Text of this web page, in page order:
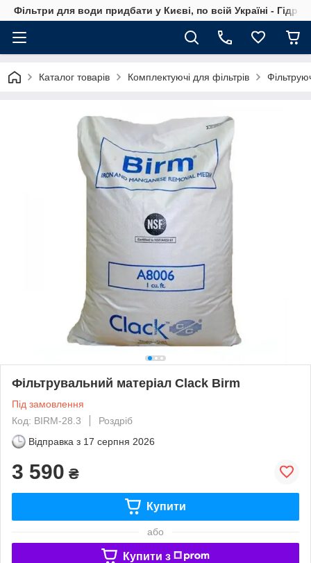
Фільтри для води придбати у Києві, по всій Україні - Гідро-
Каталог товарів Комплектуючі для фільтрів
Фільтрувальний матеріал Clack Birm
Під замовлення
Код: BIRM-28.3
Роздріб
Відправка з 17 серпня 2026
3 590 ₴
Купити
або
Купити з